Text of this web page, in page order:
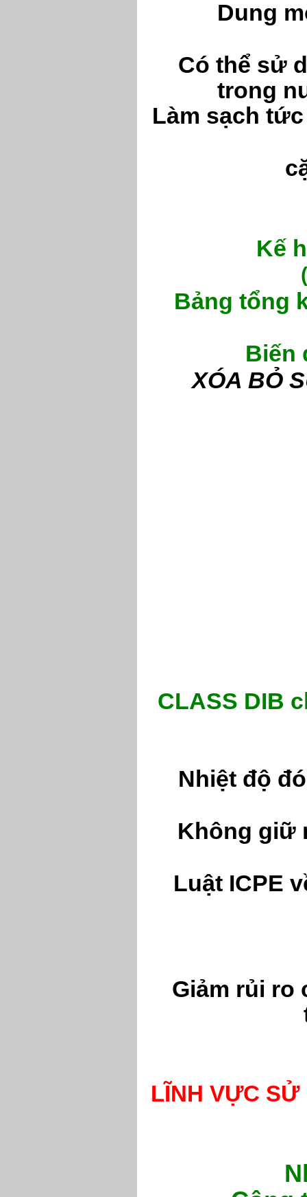
Dung
Có thể sử
trong
Làm sạch
Kế
Bảng tổng
Biến
XÓA BỎ
CLASS DIB
Nhiệt độ
Không giữ
Luật ICPE
Giảm rủi ro
LĨNH VỰC SỬ